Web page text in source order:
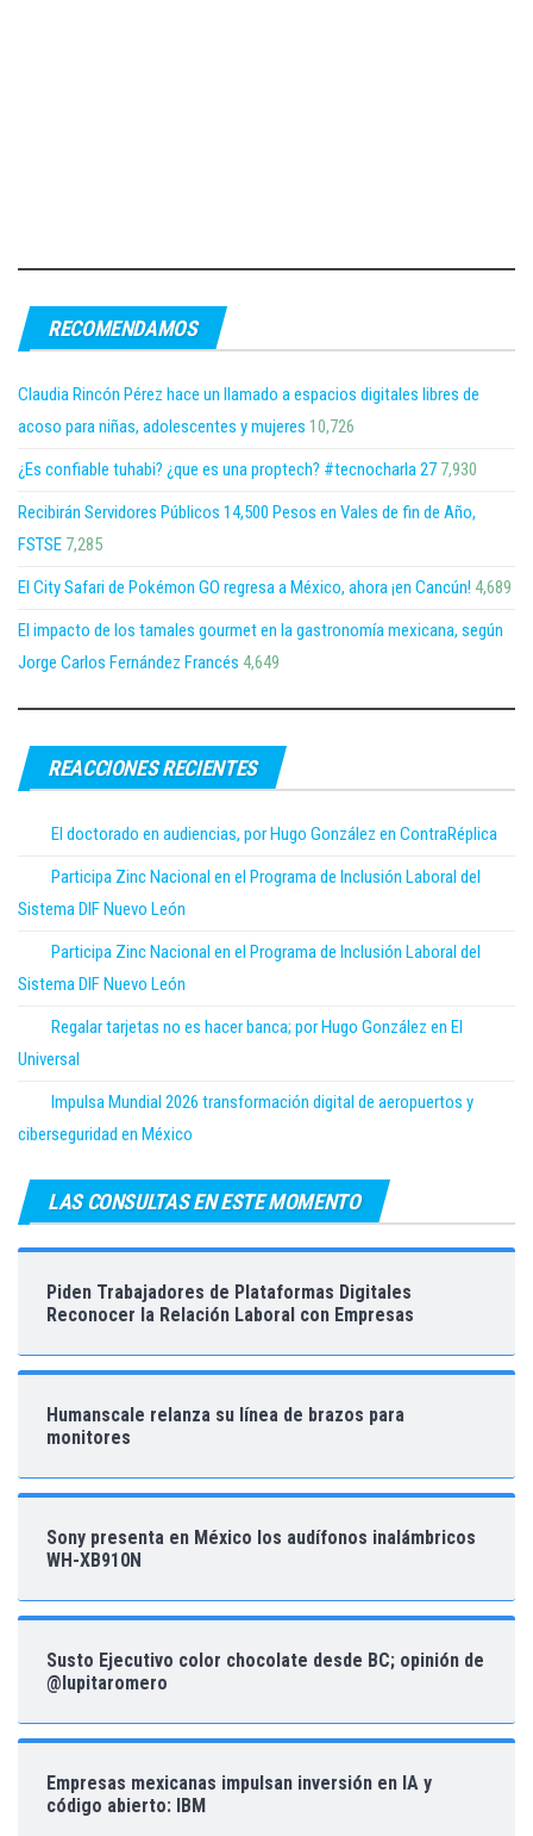
RECOMENDAMOS
Claudia Rincón Pérez hace un llamado a espacios digitales libres de
acoso para niñas, adolescentes y mujeres 10,726
¿Es confiable tuhabi? ¿que es una proptech? #tecnocharla 27 7,930
Recibirán Servidores Públicos 14,500 Pesos en Vales de fin de Año,
FSTSE 7,285
El City Safari de Pokémon GO regresa a México, ahora ¡en Cancún! 4,689
El impacto de los tamales gourmet en la gastronomía mexicana, según
Jorge Carlos Fernández Francés 4,649
REACCIONES RECIENTES
El doctorado en audiencias, por Hugo González en ContraRéplica
Participa Zinc Nacional en el Programa de Inclusión Laboral del
Sistema DIF Nuevo León
Participa Zinc Nacional en el Programa de Inclusión Laboral del
Sistema DIF Nuevo León
Regalar tarjetas no es hacer banca; por Hugo González en El
Universal
Impulsa Mundial 2026 transformación digital de aeropuertos y
ciberseguridad en México
LAS CONSULTAS EN ESTE MOMENTO
Piden Trabajadores de Plataformas Digitales
Reconocer la Relación Laboral con Empresas
Humanscale relanza su línea de brazos para
monitores
Sony presenta en México los audífonos inalámbricos
WH-XB910N
Susto Ejecutivo color chocolate desde BC; opinión de
@lupitaromero
Empresas mexicanas impulsan inversión en IA y
código abierto: IBM